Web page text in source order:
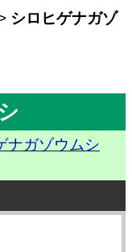
シロヒゲナガゾ
ナガゾウムシ